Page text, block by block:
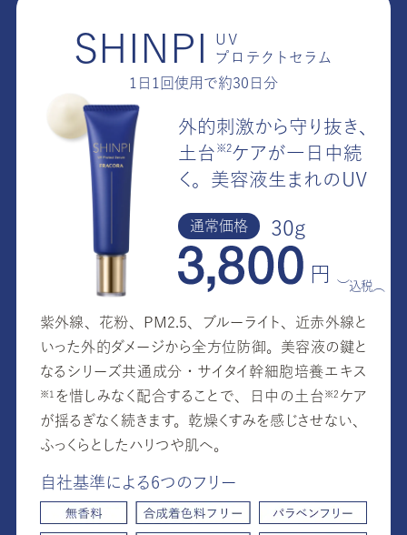
SHINPI
UV
プロテクトセラム
1日1回使用で約30日分
外的刺激から守り抜き、
土 台 ※2ケアが一日中続
く。 美容液生まれのUV
通常価格 30g
円
（税込）
紫外線、花粉、PM2.5、ブルーライト、近赤外線と
いった外的ダメージから全方位防御。美容液の鍵と
なるシリーズ共通成分・サイタイ幹細胞培養エキ ス
※1 を惜しみなく配合することで、日中の土 台 ※2 ケア
が揺るぎなく続きます。乾燥くすみを感じさせない、
ふっくらとしたハリつや肌へ。
自社基準による6つのフリー